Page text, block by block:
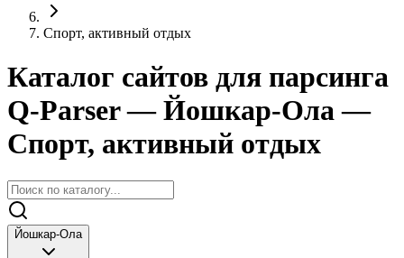
Спорт, активный отдых
Каталог сайтов для парсинга
Q-Parser— Йошкар-Ола —
Спорт, активный отдых
Йошкар-Ола